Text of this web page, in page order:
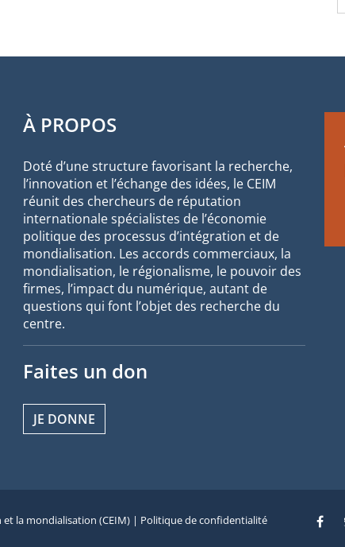
À PROPOS
Doté d’une structure favorisant la recherche,
l’innovation et l’échange des idées, le CEIM
réunit des chercheurs de réputation
internationale spécialistes de l’économie
politique des processus d’intégration et de
mondialisation. Les accords commerciaux, la
mondialisation, le régionalisme, le pouvoir des
firmes, l’impact du numérique, autant de
questions qui font l’objet des recherche du
centre.
Faites un don
JE DONNE
la mondialisation (CEIM) | Politique de confidentialité